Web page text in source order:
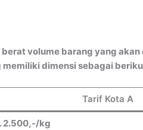
volume barang yang akan
memiliki dimensi sebagai
Tarif Kota A
2.500,-/kg